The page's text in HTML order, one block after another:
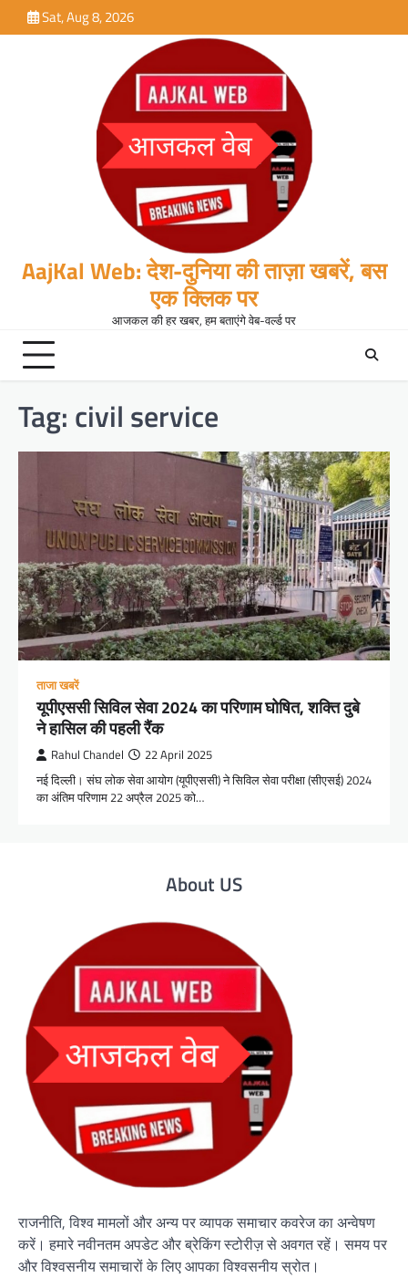
to
Sat, Aug 8, 2026
AajKal Web: देश-दुनिया की ताज़ा खबरें, बस
एक क्लिक पर
आजकल की हर खबर, हम बताएंगे वेब-वर्ल्ड पर
Tag: civil service
ताजा खबरें
यूपीएससी सिविल सेवा 2024 का परिणाम घोषित, शक्ति दुबे
ने हासिल की पहली रैंक
Rahul Chandel 22 April 2025
नई दिल्ली। संघ लोक सेवा आयोग (यूपीएससी) ने सिविल सेवा परीक्षा (सीएसई) 2024
का अंतिम परिणाम 22 अप्रैल 2025 को…
About US
राजनीति, विश्व मामलों और अन्य पर व्यापक समाचार कवरेज का अन्वेषण
करें। हमारे नवीनतम अपडेट और ब्रेकिंग स्टोरीज़ से अवगत रहें। समय पर
और विश्वसनीय समाचारों के लिए आपका विश्वसनीय स्रोत।